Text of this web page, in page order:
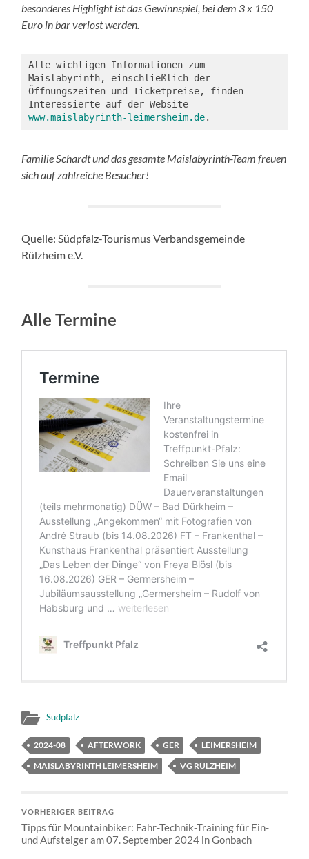
besonderes Highlight ist das Gewinnspiel, bei dem 3 x 150
Euro in bar verlost werden.
Alle wichtigen Informationen zum
Maislabyrinth, einschließlich der
Öffnungszeiten und Ticketpreise, finden
Interessierte auf der Website
www.maislabyrinth-leimersheim.de.
Familie Schardt und das gesamte Maislabyrinth-Team freuen
sich auf zahlreiche Besucher!
Quelle: Südpfalz-Tourismus Verbandsgemeinde
Rülzheim e.V.
Alle Termine
Südpfalz
2024-08 AFTERWORK GER
LEIMERSHEIM
MAISLABYRINTH LEIMERSHEIM
VG RÜLZHEIM
VORHERIGER BEITRAG
Tipps für Mountainbiker: Fahr-Technik-Training für Ein-
und Aufsteiger am 07. September 2024 in Gonbach